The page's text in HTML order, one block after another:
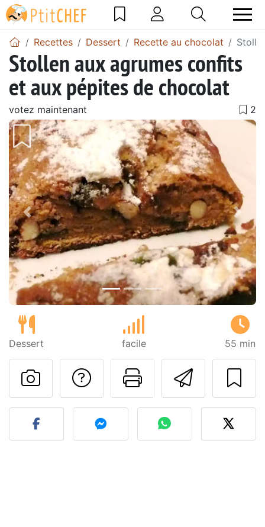
Recettes Dessert Recette au chocolat
Stollen aux agrumes confits
et aux pépites de chocolat
votez maintenant
Précédent
Dessert facile 55 min
Imprimer
Poser une
Publier votre photo de